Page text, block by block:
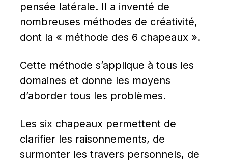
pensée latérale. Il a inventé de
nombreuses méthodes de créativité,
dont la « méthode des 6 chapeaux ».
Cette méthode s’applique à tous les
domaines et donne les moyens
d’aborder tous les problèmes.
Les six chapeaux permettent de
clarifier les raisonnements, de
surmonter les travers personnels, de